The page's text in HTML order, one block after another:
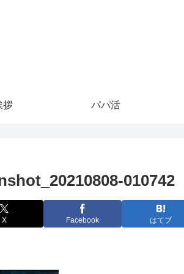
拶 パパ活
010742
X Facebook はてブ